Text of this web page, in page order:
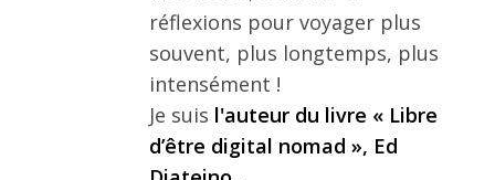
réflexions pour voyager plus
souvent, plus longtemps, plus
intensément !
Je suis l'auteur du livre « Libre
d’être digital nomad », Ed